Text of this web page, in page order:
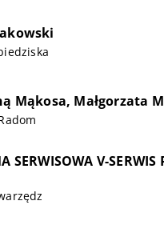
Mąkosa, Małgorzata
SERWISOWA V-SERWIS